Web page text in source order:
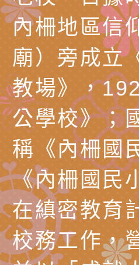
訓練
多元文化
造」、「
學諮商輔
不只是
門工作坊
月份公共
訊
桃園市龜
理114學
育講座「
成長」
台灣遊戲
日舉辦「
文化遊戲
檢送衛生
材應注意
有關本市
「桃園市
情緒管理
施計畫」
有關國立
「生命教
議題論壇
檢送LED
託播影片
有關教育
團學前及
理「普
有關國立
「115年
轉知教育
內柵地區信
廟）旁成立
教場》，
公學校》；
稱《內柵國
《內柵國民
在縝密教育
校務工作，